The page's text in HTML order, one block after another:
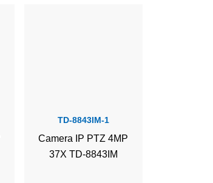
TD-8843IM-1
Camera IP PTZ 4MP
37X TD-8843IM